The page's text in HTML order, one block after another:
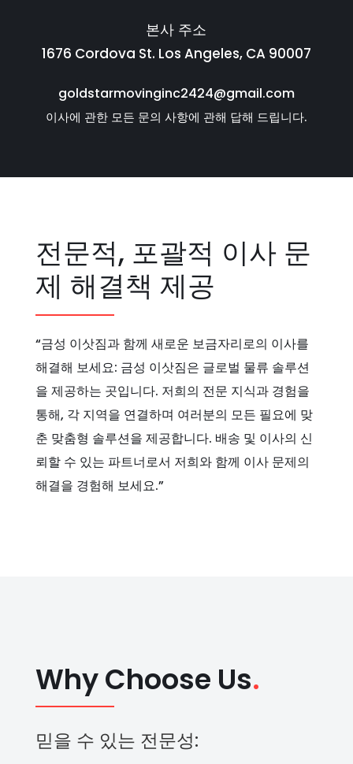
본사 주소
1676 Cordova St. Los Angeles, CA 90007
goldstarmovinginc2424@gmail.com
이사에 관한 모든 문의 사항에 관해 답해 드립니다.
전문적, 포괄적 이사 문
제 해결책 제공
“금성 이삿짐과 함께 새로운 보금자리로의 이사를
해결해 보세요: 금성 이삿짐은 글로벌 물류 솔루션
을 제공하는 곳입니다. 저희의 전문 지식과 경험을
통해, 각 지역을 연결하며 여러분의 모든 필요에 맞
춘 맞춤형 솔루션을 제공합니다. 배송 및 이사의 신
뢰할 수 있는 파트너로서 저희와 함께 이사 문제의
해결을 경험해 보세요.”
Why Choose Us.
믿을 수 있는 전문성: